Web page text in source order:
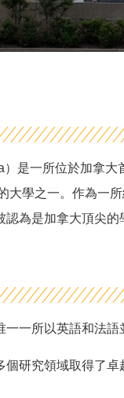
是一所位於加拿
大學之一。作為一
為是加拿大頂尖的
一一所以英語和法
個研究領域取得了